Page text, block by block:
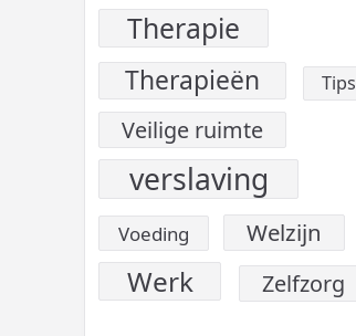
Therapie
Therapieën Tips
Veilige ruimte
verslaving
Voeding Welzijn
Werk Zelfzorg